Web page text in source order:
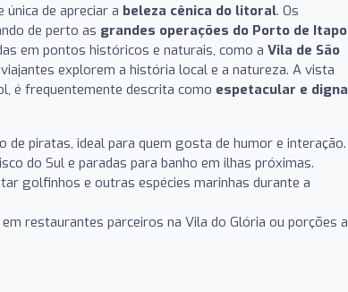
de apreciar a beleza cênica do litoral. Os
de perto as grandes operações do Porto de
em pontos históricos e naturais, como a Vila de São
explorem a história local e a natureza. A vista
é frequentemente descrita como espetacular e
de piratas, ideal para quem gosta de humor e interação.
do Sul e paradas para banho em ilhas próximas.
golfinhos e outras espécies marinhas durante a
restaurantes parceiros na Vila do Glória ou porções a